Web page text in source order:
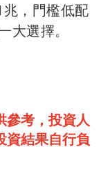
，門檻低配
大選擇。
參考，投資人
資結果自行負